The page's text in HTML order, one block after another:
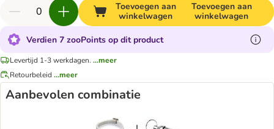
Toevoegen aan
winkelwagen
Toevoegen aan
winkelwagen
Verdien 7 zooPoints op dit product
Levertijd 1-3 werkdagen. ...meer
Retourbeleid ...meer
Aanbevolen combinatie